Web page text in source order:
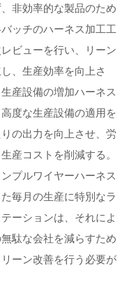
非効率的な製品のため
ッチのハーネス加工工
ビューを行い、リーン
、生産効率を向上さ
産設備の増加ハーネス
度な生産設備の適用を
の出力を向上させ、労
産コストを削減する。
プルワイヤーハーネス
毎月の生産に特別なラ
ーションは、それによ
駄な会社を減らすため
ーン改善を行う必要が